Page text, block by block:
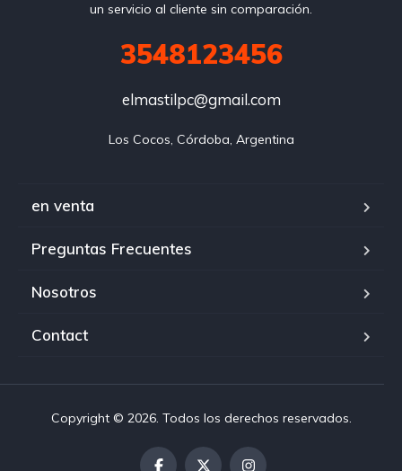
un servicio al cliente sin comparación.
3548123456
elmastilpc@gmail.com
Los Cocos, Córdoba, Argentina
en venta
Preguntas Frecuentes
Nosotros
Contact
Copyright © 2026. Todos los derechos reservados.